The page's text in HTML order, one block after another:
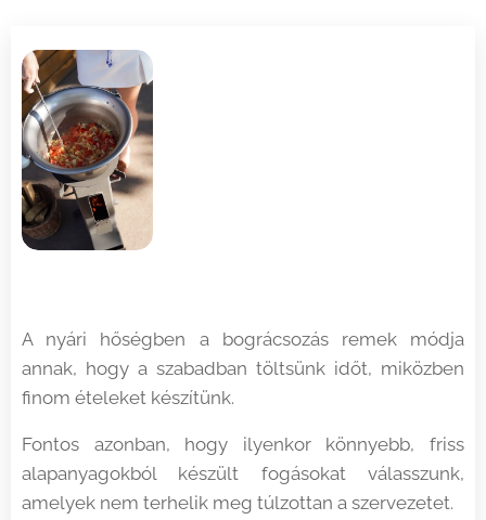
A nyári hőségben a bográcsozás remek módja
annak, hogy a szabadban töltsünk időt, miközben
finom ételeket készítünk.
Fontos azonban, hogy ilyenkor könnyebb, friss
alapanyagokból készült fogásokat válasszunk,
amelyek nem terhelik meg túlzottan a szervezetet.